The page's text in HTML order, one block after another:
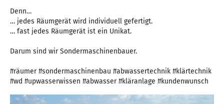
Denn…
… jedes Räumgerät wird individuell gefertigt.
… fast jedes Räumgerät ist ein Unikat.
Darum sind wir Sondermaschinenbauer.
#räumer #sondermaschinenbau #abwassertechnik #klärtechnik
#wd #upwasserwissen #abwasser #kläranlage #kundenwunsch